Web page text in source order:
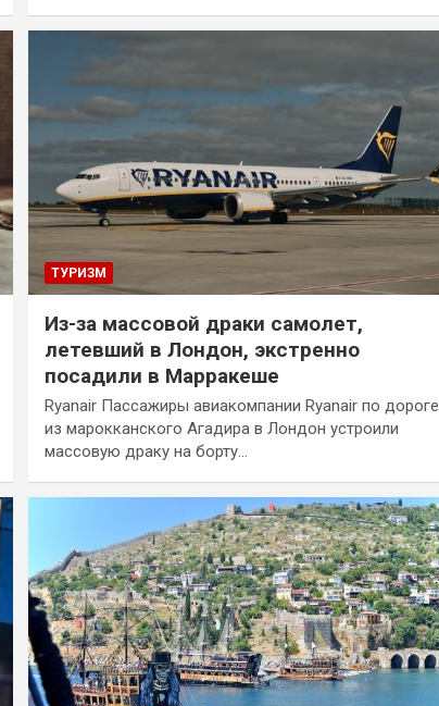
ТУРИЗМ
Из-за массовой драки самолет,
летевший в Лондон, экстренно
посадили в Марракеше
Ryanair Пассажиры авиакомпании Ryanair по дороге
из марокканского Агадира в Лондон устроили
массовую драку на борту…